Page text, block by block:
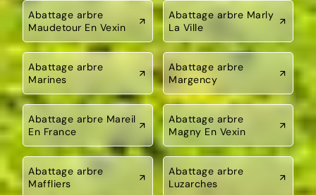
Abattage arbre
Maudetour En Vexin
Abattage arbre Marly
La Ville
Abattage arbre
Marines
Abattage arbre
Margency
Abattage arbre Mareil
En France
Abattage arbre
Magny En Vexin
Abattage arbre
Maffliers
Abattage arbre
Luzarches